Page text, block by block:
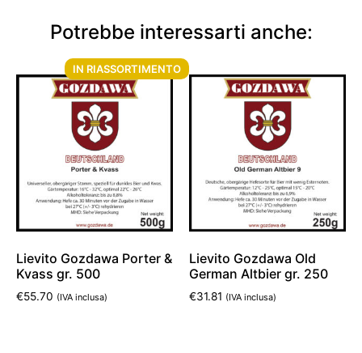
Potrebbe interessarti anche:
IN RIASSORTIMENTO
Lievito Gozdawa Porter &
Kvass gr. 500
€55.70 (IVA inclusa)
Lievito Gozdawa Old
German Altbier gr. 250
€31.81 (IVA inclusa)